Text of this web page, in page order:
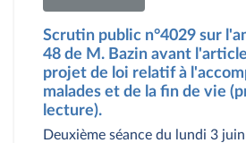
Scrutin public n°4029 sur
48 de M. Bazin avant
projet de loi relatif à
malades et de la fin de vie
lecture).
Deuxième séance du lundi 3